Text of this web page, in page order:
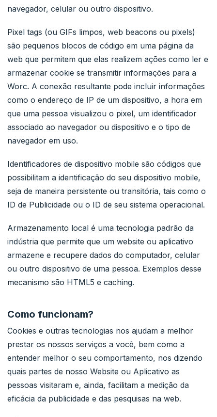
navegador, celular ou outro dispositivo.
Pixel tags (ou GIFs limpos, web beacons ou pixels)
são pequenos blocos de código em uma página da
web que permitem que elas realizem ações como ler e
armazenar cookie se transmitir informações para a
Worc. A conexão resultante pode incluir informações
como o endereço de IP de um dispositivo, a hora em
que uma pessoa visualizou o pixel, um identificador
associado ao navegador ou dispositivo e o tipo de
navegador em uso.
Identificadores de dispositivo mobile são códigos que
possibilitam a identificação do seu dispositivo mobile,
seja de maneira persistente ou transitória, tais como o
ID de Publicidade ou o ID de seu sistema operacional.
Armazenamento local é uma tecnologia padrão da
indústria que permite que um website ou aplicativo
armazene e recupere dados do computador, celular
ou outro dispositivo de uma pessoa. Exemplos desse
mecanismo são HTML5 e caching.
Como funcionam?
Cookies e outras tecnologias nos ajudam a melhor
prestar os nossos serviços a você, bem como a
entender melhor o seu comportamento, nos dizendo
quais partes de nosso Website ou Aplicativo as
pessoas visitaram e, ainda, facilitam a medição da
eficácia da publicidade e das pesquisas na web.